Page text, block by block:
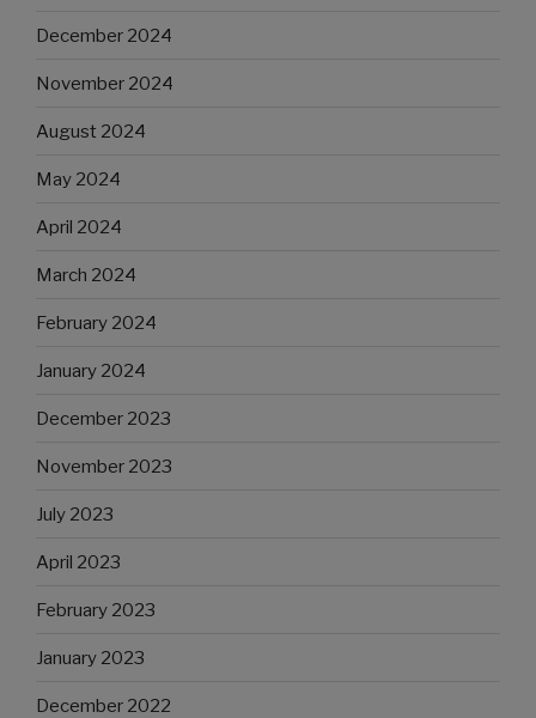
December 2024
November 2024
August 2024
May 2024
April 2024
March 2024
February 2024
January 2024
December 2023
November 2023
July 2023
April 2023
February 2023
January 2023
December 2022